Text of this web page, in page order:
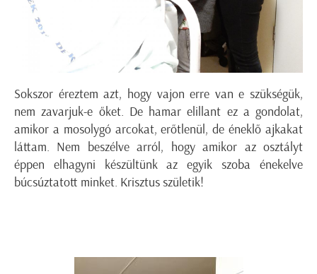
Sokszor éreztem azt, hogy vajon erre van e szükségük,
nem zavarjuk-e őket. De hamar elillant ez a gondolat,
amikor a mosolygó arcokat, erőtlenül, de éneklő ajkakat
láttam. Nem beszélve arról, hogy amikor az osztályt
éppen elhagyni készültünk az egyik szoba énekelve
búcsúztatott minket. Krisztus születik!